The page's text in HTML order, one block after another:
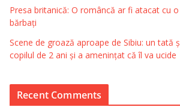
Presa britanică: O româncă ar fi atacat cu
bărbați
Scene de groază aproape de Sibiu: un tată
copilul de 2 ani și a amenințat că îl va ucide
Recent Comments